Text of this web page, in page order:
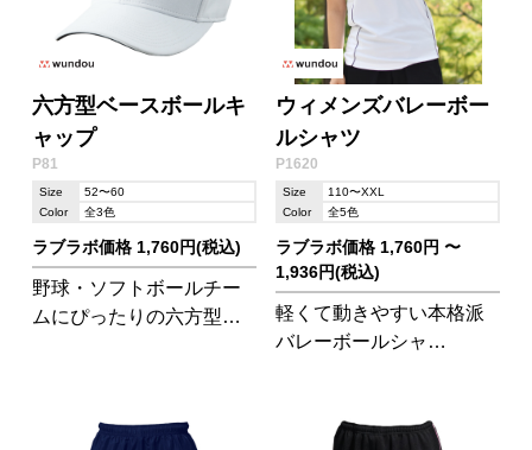
六方型ベースボールキ
ャップ
P81
Size
52〜60
Color
全3色
ラブラボ価格 1,760円(税込)
野球・ソフトボールチー
ムにぴったりの六方型の
ウィメンズバレーボー
ルシャツ
P1620
Size
110〜XXL
Color
全5色
ラブラボ価格 1,760円 〜
1,936円(税込)
軽くて動きやすい本格派
バレーボールシャ
能です。